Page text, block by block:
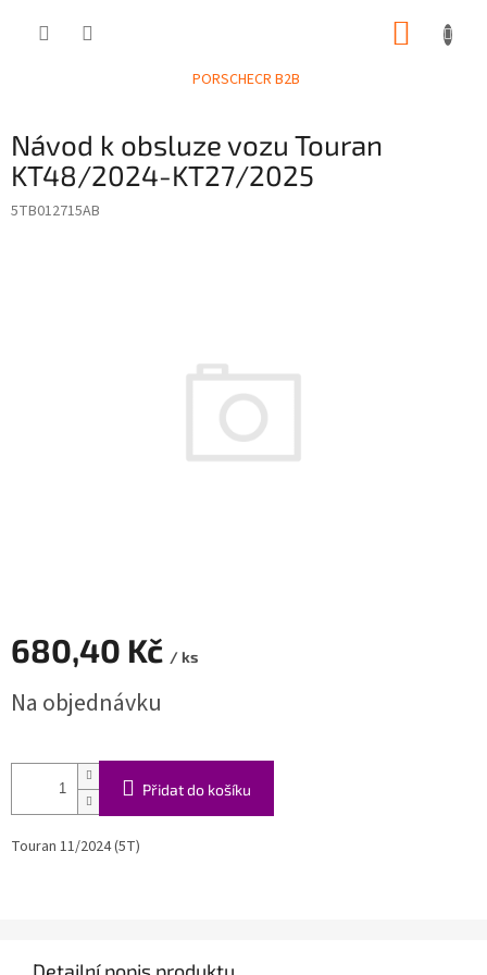
PORSCHECR B2B
Návod k obsluze vozu Touran
KT48/2024-KT27/2025
5TB012715AB
680,40 Kč / ks
cena:
Na objednávku
Přidat do košíku
Touran 11/2024 (5T)